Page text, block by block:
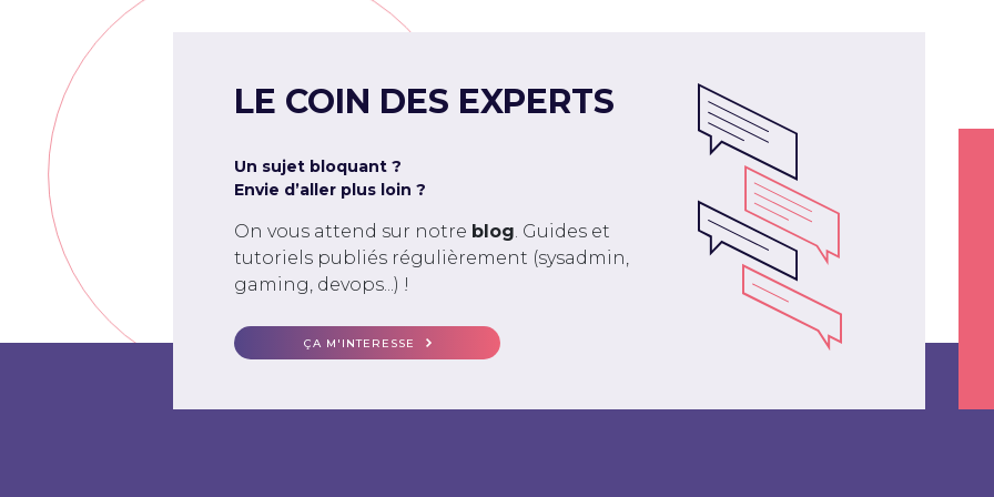
LE COIN DES EXPERTS
Un sujet bloquant ?
Envie d’aller plus loin ?
On vous attend sur notre blog. Guides et
tutoriels publiés régulièrement (sysadmin,
gaming, devops...) !
ÇA M'INTERESSE